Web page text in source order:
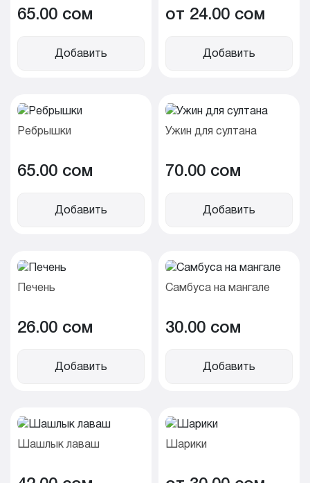
65.00 cом
Добавить
от 24.00 cом
Добавить
Ребрышки
65.00 cом
Добавить
Ужин для султана
70.00 cом
Добавить
Печень
26.00 cом
Добавить
Самбуса на мангале
30.00 cом
Добавить
Шашлык лаваш Шарики